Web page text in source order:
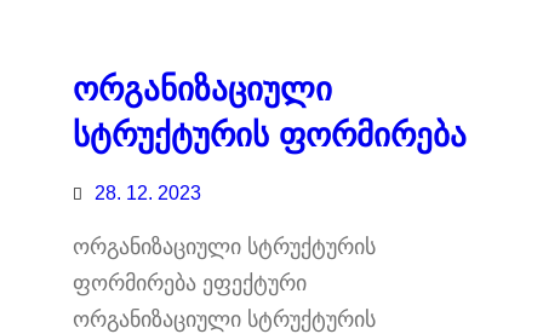
ორგანიზაციული
სტრუქტურის ფორმირება
28. 12. 2023
ორგანიზაციული სტრუქტურის
ფორმირება ეფექტური
ორგანიზაციული სტრუქტურის